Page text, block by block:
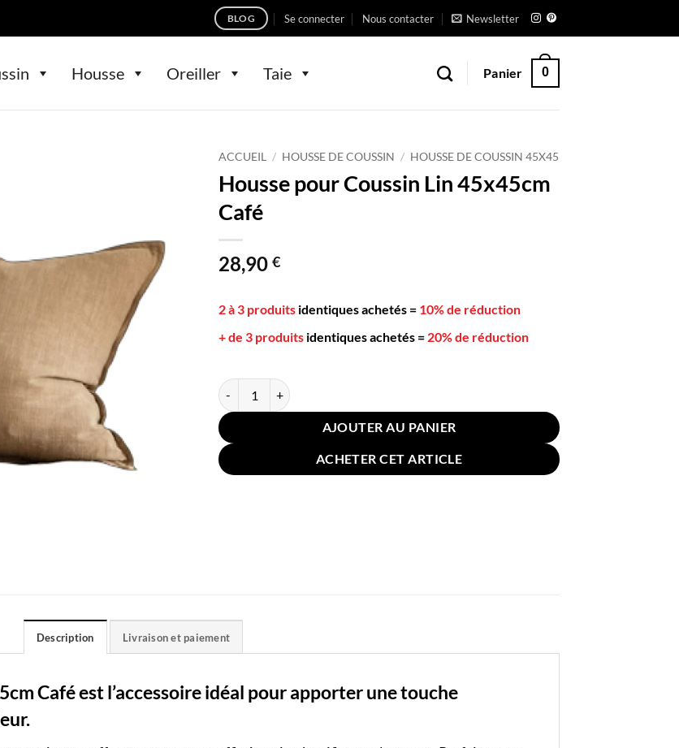
BLOG Se connecter Nous contacter Newsletter
Housse Oreiller Taie Panier 0
ACCUEIL / HOUSSE DE COUSSIN / HOUSSE DE COUSSIN 45X45
Housse pour Coussin Lin 45x45cm
Café
28,90 €
2 à 3 produits identiques achetés = 10% de réduction
+ de 3 produits identiques achetés = 20% de réduction
quantité de Housse pour Coussin Lin 45x45cm Café
AJOUTER AU PANIER
ACHETER CET ARTICLE
Description Livraison et paiement
Café est l’accessoire idéal pour apporter une touche